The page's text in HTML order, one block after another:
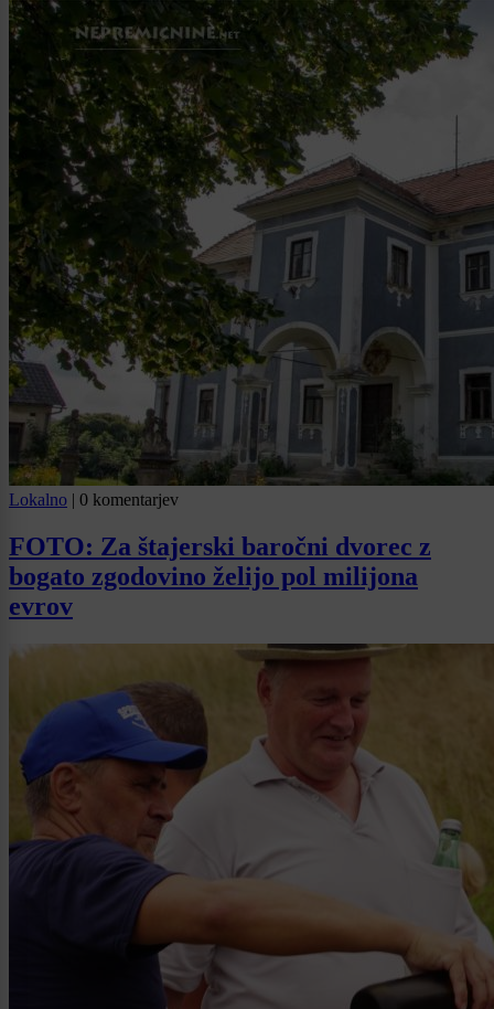
Lokalno | 0 komentarjev
FOTO: Za štajerski baročni dvorec z
bogato zgodovino želijo pol milijona
evrov